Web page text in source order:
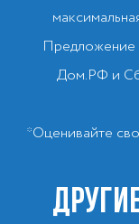
Предложение
Дом.РФ и
*Оценивайте